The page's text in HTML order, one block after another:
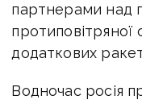
партнерами над
додаткових
Водночас росія